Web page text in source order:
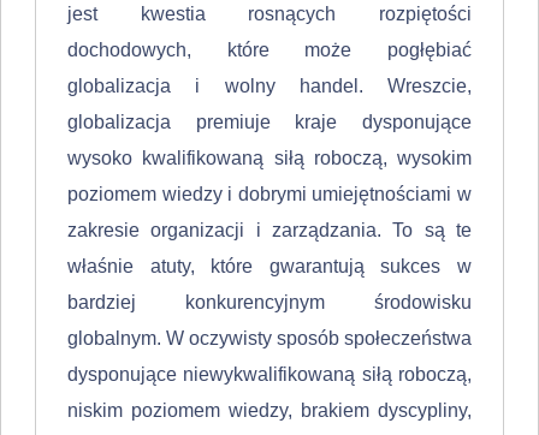
jest kwestia rosnących roz­piętości
dochodowych, które może pogłębiać
globalizacja i wolny handel. Wreszcie,
globalizacja premiuje kraje dysponujące
wysoko kwalifikowaną siłą roboczą, wysokim
poziomem wiedzy i dobrymi umiejętnościami w
zakresie organizacji i zarządzania. To są te
właśnie atuty, które gwarantują sukces w
bardziej konkurencyjnym środowisku
globalnym. W oczywisty sposób społe­czeństwa
dysponujące niewykwalifikowaną siłą roboczą,
niskim poziomem wiedzy, brakiem dyscypliny,